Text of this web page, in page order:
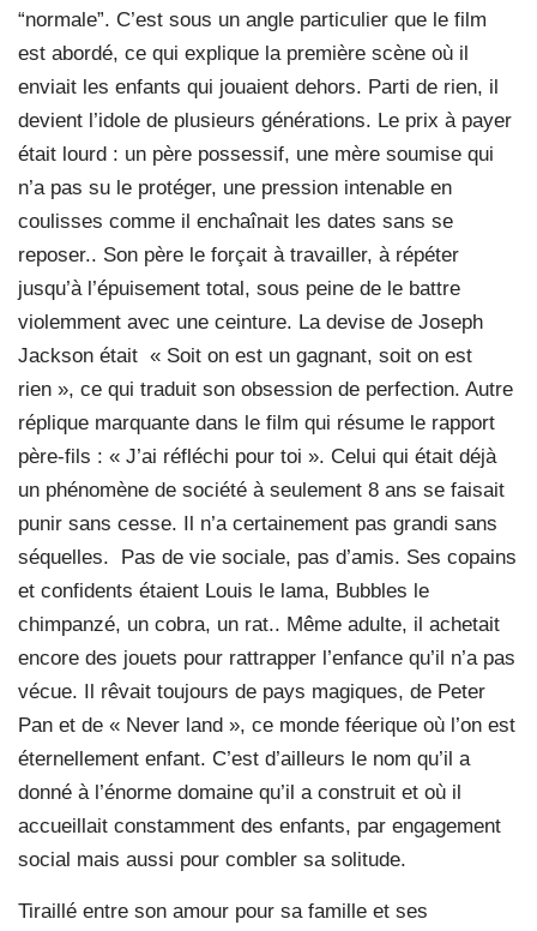
“normale”. C’est sous un angle particulier que le film
est abordé, ce qui explique la première scène où il
enviait les enfants qui jouaient dehors. Parti de rien, il
devient l’idole de plusieurs générations. Le prix à payer
était lourd : un père possessif, une mère soumise qui
n’a pas su le protéger, une pression intenable en
coulisses comme il enchaînait les dates sans se
reposer.. Son père le forçait à travailler, à répéter
jusqu’à l’épuisement total, sous peine de le battre
violemment avec une ceinture. La devise de Joseph
Jackson était « Soit on est un gagnant, soit on est
rien », ce qui traduit son obsession de perfection. Autre
réplique marquante dans le film qui résume le rapport
père-fils : « J’ai réfléchi pour toi ». Celui qui était déjà
un phénomène de société à seulement 8 ans se faisait
punir sans cesse. Il n’a certainement pas grandi sans
séquelles. Pas de vie sociale, pas d’amis. Ses copains
et confidents étaient Louis le lama, Bubbles le
chimpanzé, un cobra, un rat.. Même adulte, il achetait
encore des jouets pour rattrapper l’enfance qu’il n’a pas
vécue. Il rêvait toujours de pays magiques, de Peter
Pan et de « Never land », ce monde féerique où l’on est
éternellement enfant. C’est d’ailleurs le nom qu’il a
donné à l’énorme domaine qu’il a construit et où il
accueillait constamment des enfants, par engagement
social mais aussi pour combler sa solitude.
Tiraillé entre son amour pour sa famille et ses